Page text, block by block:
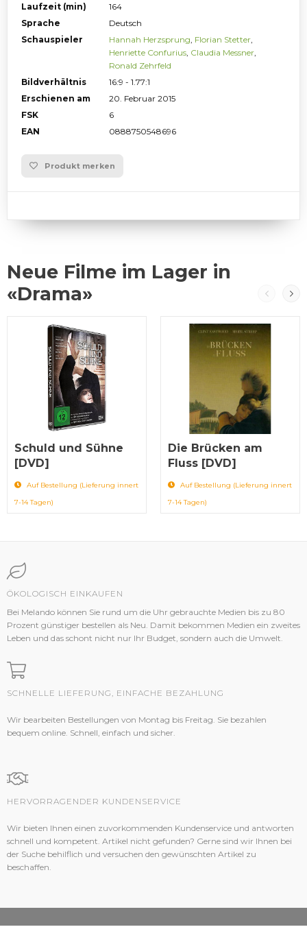
Laufzeit (min)
164
Sprache
Deutsch
Schauspieler
Hannah Herzsprung Florian Stetter
Henriette Confurius Claudia Messner
Ronald Zehrfeld
Bildverhältnis
16:9 - 1.77:1
Erschienen am
20. Februar 2015
FSK
6
EAN
0888750548696
Produkt merken
Neue Filme im Lager in
«Drama»
Schuld und Sühne
[DVD]
Auf Bestellung (Lieferung innert
7-14 Tagen)
Die Brücken am
Fluss [DVD]
Auf Bestellung (Lieferung innert
7-14 Tagen)
ÖKOLOGISCH EINKAUFEN
Bei Melando können Sie rund um die Uhr gebrauchte Medien bis zu 80
Prozent günstiger bestellen als Neu. Damit bekommen Medien ein zweites
Leben und das schont nicht nur Ihr Budget, sondern auch die Umwelt.
SCHNELLE LIEFERUNG, EINFACHE BEZAHLUNG
Wir bearbeiten Bestellungen von Montag bis Freitag. Sie bezahlen
bequem online. Schnell, einfach und sicher.
HERVORRAGENDER KUNDENSERVICE
Wir bieten Ihnen einen zuvorkommenden Kundenservice und antworten
schnell und kompetent. Artikel nicht gefunden? Gerne sind wir Ihnen bei
der Suche behilflich und versuchen den gewünschten Artikel zu
beschaffen.